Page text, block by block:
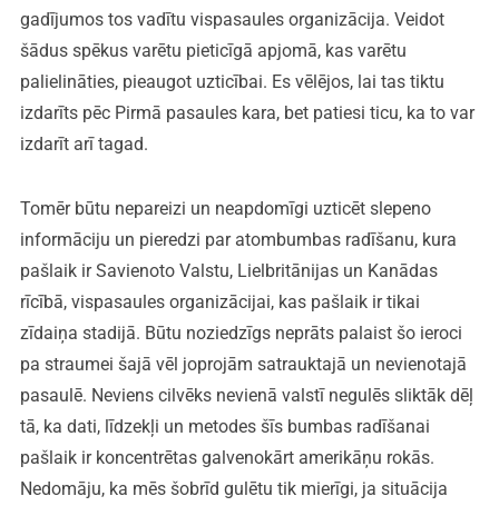
gadījumos tos vadītu vispasaules organizācija. Veidot
šādus spēkus varētu pieticīgā apjomā, kas varētu
palielināties, pieaugot uzticībai. Es vēlējos, lai tas tiktu
izdarīts pēc Pirmā pasaules kara, bet patiesi ticu, ka to var
izdarīt arī tagad.
Tomēr būtu nepareizi un neapdomīgi uzticēt slepeno
informāciju un pieredzi par atombumbas radīšanu, kura
pašlaik ir Savienoto Valstu, Lielbritānijas un Kanādas
rīcībā, vispasaules organizācijai, kas pašlaik ir tikai
zīdaiņa stadijā. Būtu noziedzīgs neprāts palaist šo ieroci
pa straumei šajā vēl joprojām satrauktajā un nevienotajā
pasaulē. Neviens cilvēks nevienā valstī negulēs sliktāk dēļ
tā, ka dati, līdzekļi un metodes šīs bumbas radīšanai
pašlaik ir koncentrētas galvenokārt amerikāņu rokās.
Nedomāju, ka mēs šobrīd gulētu tik mierīgi, ja situācija